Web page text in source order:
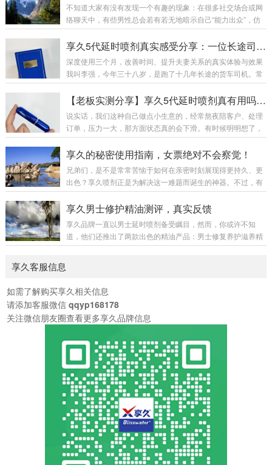
是享久系列中定价最高的产品：6ml装售价1299元，3ml装也
要999元。这样的价格让不少消费者望而却步，但与其高端定
肉苁蓉、锁阳、人参、鹿茸、冬虫夏草、...
不知道大家有没有发现一个有趣的现象：在很多社交场合或网
络聊天中，有些男性总会若有若无地暗示自己“能力出众”，仿
佛不用任何辅助，也能轻松掌控全场。明眼人都懂，这多半
是“嘴强王者”——面子上不愿认输，话里话外却可能藏着小秘
比皆是，可稍微一想就明白，这多半是加了滤镜的剧本。回归
现实，亚洲男性的生理特征有普遍的数据基础，并非小片里的
多，更别说那些依赖酒精的暂时“提升”——伤身不...
享久5代延时喷剂真实感受分享：一位长途司机的亲测报告
深度使用三个月，改善时间、提升夫妻关系的真实体验与效果
我叫李强，今年三十八岁，是跑了十几年长途的货车司机。常
年夜路奔波，饮食作息不规律，加上精神压力，那方面越来越
力不从心。妻子虽然没明说，但每次房事后那声不易察觉的叹
行聊起享久5代。起初觉得是江湖偏方，但看着手机里妻子和
孩子的照片，我决定试试。第一次用是在家里。按照说明，只
忑。起初是轻微的凉意，慢慢变得温和。最让我惊讶的...
【老板实测分享】享久5代延时喷剂真有用吗？快递小哥也悄悄回购了！
说实话，我们这种自己做点小生意的，经常熬夜陪客户、处理
订单，压力一大，那方面状态真的会下滑。有时候明明想了，
但身体跟不上，心里挺憋屈的。之前刷短视频总看到享久5代
的广告，说是能改善时间，我就半信半疑下单买了一瓶。到货
第一次用有点紧张，洗完澡喷了一下（喷头设计还挺好控
制），凉凉的但不刺激，等了个十几分钟就开始有感觉了——
起来之后，确实不一样。比以前能控制得多，没那么着急了...
享久的秘密使用指南，女票绝对不会察觉！
兄弟们，是不是常常苦恼于如何在亲密时刻展现得更持久、更
出色？享久喷剂正是为解决这一难题而诞生的神器。不过，有
时我们也会担忧使用这东西会不会被女友发现，对吧？别忧
虑！今日小编就来给大家分享一些隐秘使用享久喷剂的小窍
点在于提前规划。你可以挑选在洗澡或者上厕所时，悄悄喷上
享久三代。建议在亲密时刻的 10 - 20 分钟前使用，如此喷剂
享久男士修护精油测评，真实反馈
享久品牌一直以男士延时喷剂备受瞩目，然而，你或许不知
道，他们还推出了两款出色的精油产品：男士修复养护滋养精
油和女士快感增强精油。享久品牌的质量向来有口皆碑，否则
延时喷剂，但我相信，既然他们能在这一领域取得如此卓越的
士修复养护滋养精油专为男性设计，主要用于修复和滋养阴茎
海绵体。众所周知，阴茎健康对男性至关重要，而这款精油正
是为此而生。女士快感增强精油则专为女性打造，主要功...
享久客服信息
如需了解购买享久相关信息
请添加客服微信 qqyp168178
关注微信朋友圈查看更多享久品牌信息